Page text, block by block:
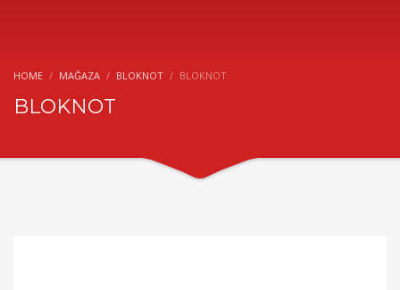
HOME MAĞAZA BLOKNOT BLOKNOT
BLOKNOT